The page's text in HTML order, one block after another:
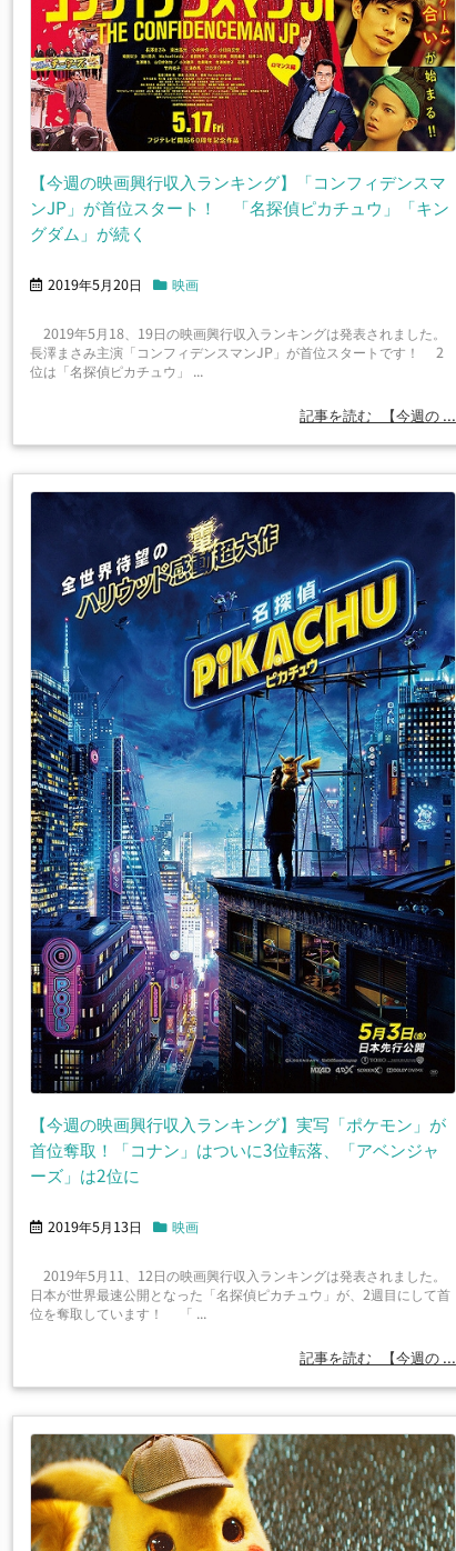
【今週の映画興行収入ランキング】「コンフィデンスマ
ンJP」が首位スタート！ 「名探偵ピカチュウ」「キン
グダム」が続く
2019年5月20日 映画
2019年5月18、19日の映画興行収入ランキングは発表されました。
長澤まさみ主演「コンフィデンスマンJP」が首位スタートです！ 2
位は「名探偵ピカチュウ」 ...
記事を読む 【今週の ...
【今週の映画興行収入ランキング】実写「ポケモン」が
首位奪取！「コナン」はついに3位転落、「アベンジャ
ーズ」は2位に
2019年5月13日 映画
2019年5月11、12日の映画興行収入ランキングは発表されました。
日本が世界最速公開となった「名探偵ピカチュウ」が、2週目にして首
位を奪取しています！ 「 ...
記事を読む 【今週の ...